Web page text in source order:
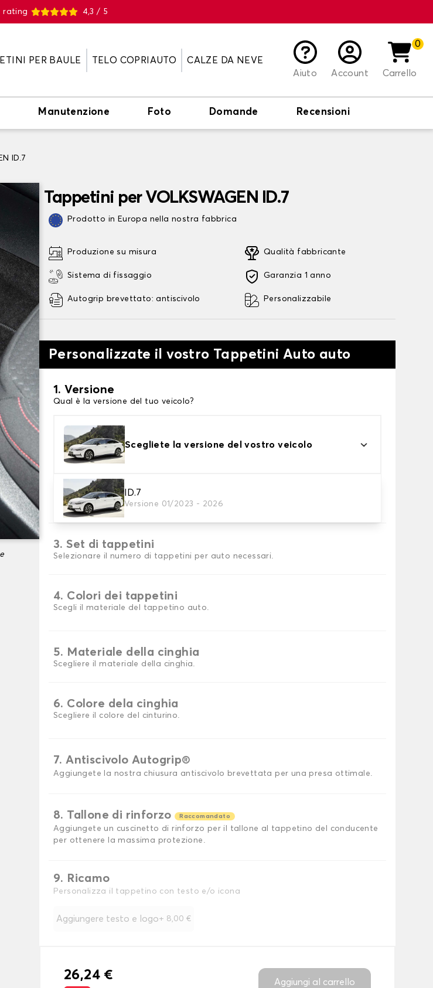
4,3 / 5
PER BAULE TELO COPRIAUTO
CALZE DA NEVE
Aiuto
Account
0
Carrello
Manutenzione Foto Domande Recensioni
ID.7
Tappetini per VOLKSWAGEN ID.7
Prodotto in Europa nella nostra fabbrica
Produzione su misura
Sistema di fissaggio
Autogrip brevettato: antiscivolo
Qualità fabbricante
Garanzia 1 anno
Personalizzabile
Personalizzate il vostro Tappetini Auto auto
1. Versione
Qual è la versione del tuo veicolo?
Scegliete la versione del vostro veicolo
ID.7
Versione 01/2023 - 2026
2. Materiale
Scegli il materiale del tappetini auto
3. Set di tappetini
Selezionare il numero di tappetini per auto necessari.
4. Colori dei tappetini
Scegli il materiale del tappetino auto.
5. Materiale della cinghia
Scegliere il materiale della cinghia.
6. Colore dela cinghia
Scegliere il colore del cinturino.
7. Antiscivolo Autogrip®
Aggiungete la nostra chiusura antiscivolo brevettata per una presa ottimale.
8. Tallone di rinforzo Raccomandato
Aggiungete un cuscinetto di rinforzo per il tallone al tappetino del conducente
per ottenere la massima protezione.
9. Ricamo
Personalizza il tappetino con testo e/o icona
Aggiungere testo e logo+ 8,00 €
26,24 € Aggiungi al carrello